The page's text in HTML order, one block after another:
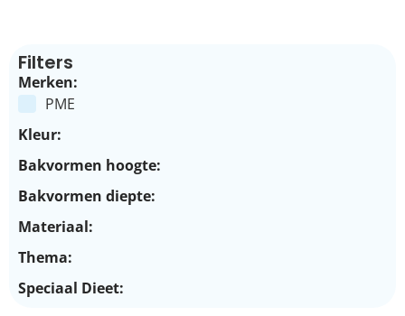
Filters
Merken:
PME
Kleur:
Bakvormen hoogte:
Bakvormen diepte:
Materiaal:
Thema:
Speciaal Dieet: